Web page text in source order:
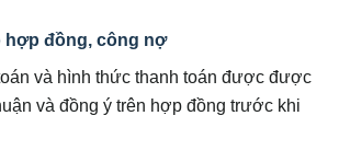
hợp đồng, công nợ
và hình thức thanh toán được được
và đồng ý trên hợp đồng trước khi